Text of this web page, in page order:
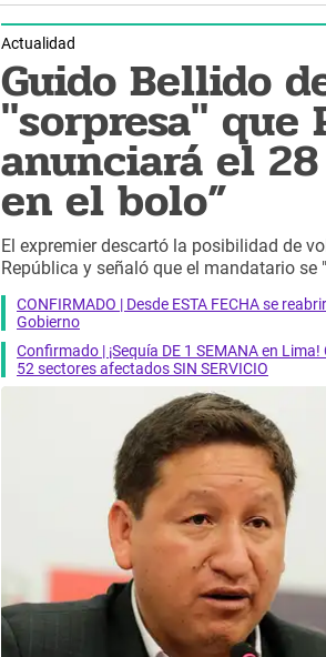
Actualidad
Guido Bellido
"sorpresa" que
anunciará el
en el bolo”
El expremier descartó la posibilidad de
República y señaló que el mandatario se
CONFIRMADO | Desde ESTA FECHA se
Gobierno
Confirmado | ¡Sequía DE 1 SEMANA en
52 sectores afectados SIN SERVICIO